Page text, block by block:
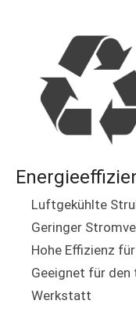
Luftgekühlte
Geringer
Hohe Effizienz
Geeignet für den
Werkstatt